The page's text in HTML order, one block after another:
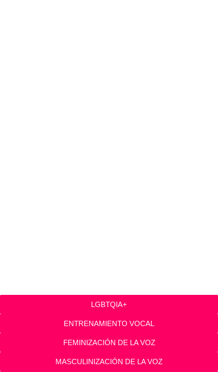
LGBTQIA+
ENTRENAMIENTO VOCAL
FEMINIZACIÓN DE LA VOZ
MASCULINIZACIÓN DE LA VOZ